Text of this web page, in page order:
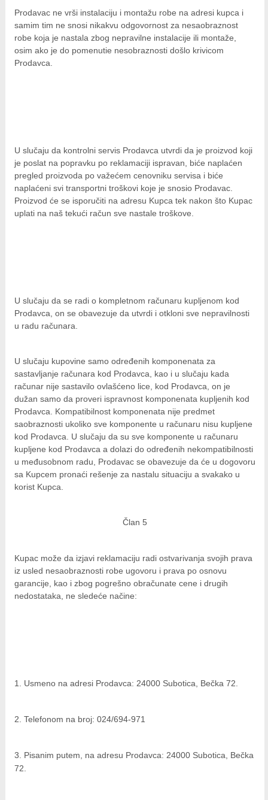
Prodavac ne vrši instalaciju i montažu robe na adresi kupca i
samim tim ne snosi nikakvu odgovornost za nesaobraznost
robe koja je nastala zbog nepravilne instalacije ili montaže,
osim ako je do pomenutie nesobraznosti došlo krivicom
Prodavca.
U slučaju da kontrolni servis Prodavca utvrdi da je proizvod koji
je poslat na popravku po reklamaciji ispravan, biće naplaćen
pregled proizvoda po važećem cenovniku servisa i biće
naplaćeni svi transportni troškovi koje je snosio Prodavac.
Proizvod će se isporučiti na adresu Kupca tek nakon što Kupac
uplati na naš tekući račun sve nastale troškove.
U slučaju da se radi o kompletnom računaru kupljenom kod
Prodavca, on se obavezuje da utvrdi i otkloni sve nepravilnosti
u radu računara.
U slučaju kupovine samo određenih komponenata za
sastavljanje računara kod Prodavca, kao i u slučaju kada
računar nije sastavilo ovlašćeno lice, kod Prodavca, on je
dužan samo da proveri ispravnost komponenata kupljenih kod
Prodavca. Kompatibilnost komponenata nije predmet
saobraznosti ukoliko sve komponente u računaru nisu kupljene
kod Prodavca. U slučaju da su sve komponente u računaru
kupljene kod Prodavca a dolazi do određenih nekompatibilnosti
u međusobnom radu, Prodavac se obavezuje da će u dogovoru
sa Kupcem pronaći rešenje za nastalu situaciju a svakako u
korist Kupca.
Član 5
Kupac može da izjavi reklamaciju radi ostvarivanja svojih prava
iz usled nesaobraznosti robe ugovoru i prava po osnovu
garancije, kao i zbog pogrešno obračunate cene i drugih
nedostataka, ne sledeće načine:
1 . Usmeno na adresi Prodavca: 24000 Subotica, Bečka 72.
2 . Telefonom na broj: 024/694-971
3 . Pisanim putem, na adresu Prodavca: 24000 Subotica, Bečka
72.